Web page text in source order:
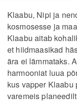
Klaabu, Nipi ja
kosmosesse ja
Klaabu aitab
et hiidmaasikad
ära ei lämmataks.
harmooniat luua
kus vapper Klaabu
varemeis